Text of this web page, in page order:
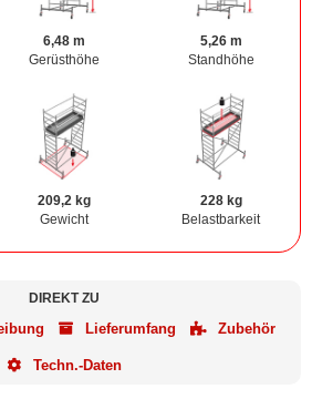
6,48 m
Gerüsthöhe
5,26 m
Standhöhe
209,2 kg
Gewicht
228 kg
Belastbarkeit
DIREKT ZU
Lieferumfang Zubehör
Techn.-Daten